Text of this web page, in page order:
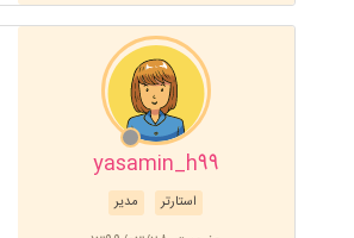
yasamin_h99
مدیر استارتر